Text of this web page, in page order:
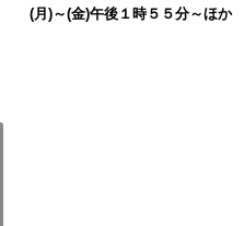
(月)～(金)午後１時５５分～ほか